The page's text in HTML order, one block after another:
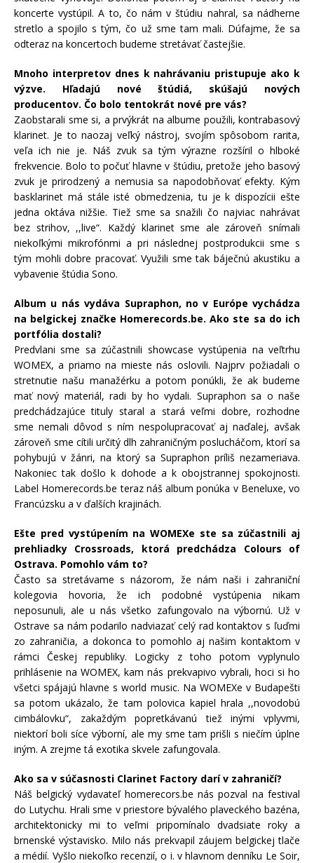
koncerte vystúpil. A to, čo nám v štúdiu nahral, sa nádherne
stretlo a spojilo s tým, čo už sme tam mali. Dúfajme, že sa
odteraz na koncertoch budeme stretávať častejšie.
Mnoho interpretov dnes k nahrávaniu pristupuje ako k
výzve. Hľadajú nové štúdiá, skúšajú nových
producentov. Čo bolo tentokrát nové pre vás?
Zaobstarali sme si, a prvýkrát na albume použili, kontrabasový
klarinet. Je to naozaj veľký nástroj, svojím spôsobom rarita,
veľa ich nie je. Náš zvuk sa tým výrazne rozšíril o hlboké
frekvencie. Bolo to počuť hlavne v štúdiu, pretože jeho basový
zvuk je prirodzený a nemusia sa napodobňovať efekty. Kým
basklarinet má stále isté obmedzenia, tu je k dispozícii ešte
jedna oktáva nižšie. Tiež sme sa snažili čo najviac nahrávať
bez strihov, ,,live“. Každý klarinet sme ale zároveň snímali
niekoľkými mikrofónmi a pri následnej postprodukcii sme s
tým mohli dobre pracovať. Využili sme tak báječnú akustiku a
vybavenie štúdia Sono.
Album u nás vydáva Supraphon, no v Európe vychádza
na belgickej značke Homerecords.be. Ako ste sa do ich
portfólia dostali?
Predvlani sme sa zúčastnili showcase vystúpenia na veľtrhu
WOMEX, a priamo na mieste nás oslovili. Najprv požiadali o
stretnutie našu manažérku a potom ponúkli, že ak budeme
mať nový materiál, radi by ho vydali. Supraphon sa o naše
predchádzajúce tituly staral a stará veľmi dobre, rozhodne
sme nemali dôvod s ním nespolupracovať aj naďalej, avšak
zároveň sme cítili určitý dlh zahraničným poslucháčom, ktorí sa
pohybujú v žánri, na ktorý sa Supraphon príliš nezameriava.
Nakoniec tak došlo k dohode a k obojstrannej spokojnosti.
Label Homerecords.be teraz náš album ponúka v Beneluxe, vo
Francúzsku a v ďalších krajinách.
Ešte pred vystúpením na WOMEXe ste sa zúčastnili aj
prehliadky Crossroads, ktorá predchádza Colours of
Ostrava. Pomohlo vám to?
Často sa stretávame s názorom, že nám naši i zahraniční
kolegovia hovoria, že ich podobné vystúpenia nikam
neposunuli, ale u nás všetko zafungovalo na výbornú. Už v
Ostrave sa nám podarilo nadviazať celý rad kontaktov s ľuďmi
zo zahraničia, a dokonca to pomohlo aj našim kontaktom v
rámci Českej republiky. Logicky z toho potom vyplynulo
prihlásenie na WOMEX, kam nás prekvapivo vybrali, hoci si ho
všetci spájajú hlavne s world music. Na WOMEXe v Budapešti
sa potom ukázalo, že tam polovica kapiel hrala ,,novodobú
cimbálovku“, zakaždým popretkávanú tiež inými vplyvmi,
niektorí boli síce výborní, ale my sme tam prišli s niečím úplne
iným. A zrejme tá exotika skvele zafungovala.
Ako sa v súčasnosti Clarinet Factory darí v zahraničí?
Náš belgický vydavateľ homerecors.be nás pozval na festival
do Lutychu. Hrali sme v priestore bývalého plaveckého bazéna,
architektonicky mi to veľmi pripomínalo dvadsiate roky a
brnenské výstavisko. Milo nás prekvapil záujem belgickej tlače
a médií. Vyšlo niekoľko recenzií, o i. v hlavnom denníku Le Soir,